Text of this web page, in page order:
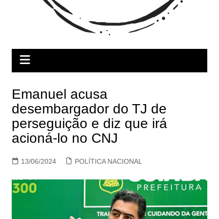
Emanuel acusa
desembargador do TJ de
perseguição e diz que irá
acioná-lo no CNJ
13/06/2024 POLÍTICA NACIONAL